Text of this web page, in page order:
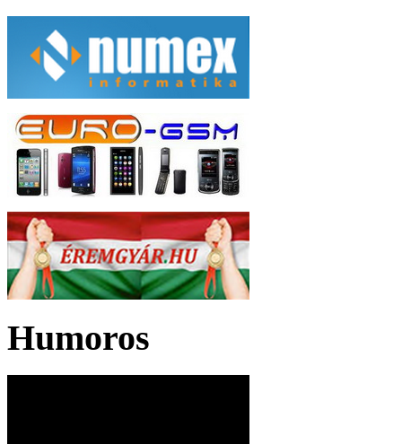
Humoros